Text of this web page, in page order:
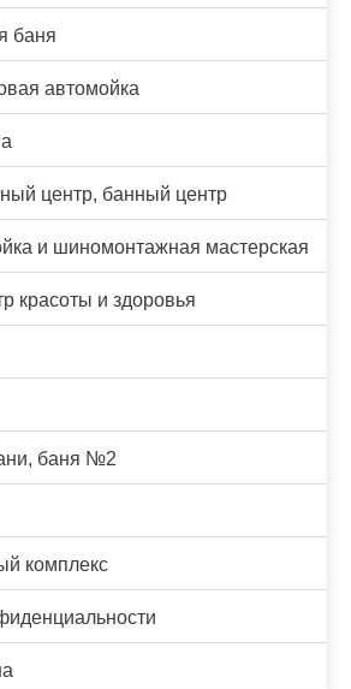
баня
автомойка
центр, банный центр
и шиномонтажная мастерская
красоты и здоровья
баня №2
комплекс